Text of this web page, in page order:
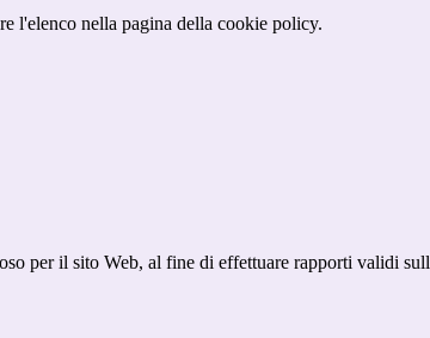
l'elenco nella pagina della cookie policy.
per il sito Web, al fine di effettuare rapporti validi